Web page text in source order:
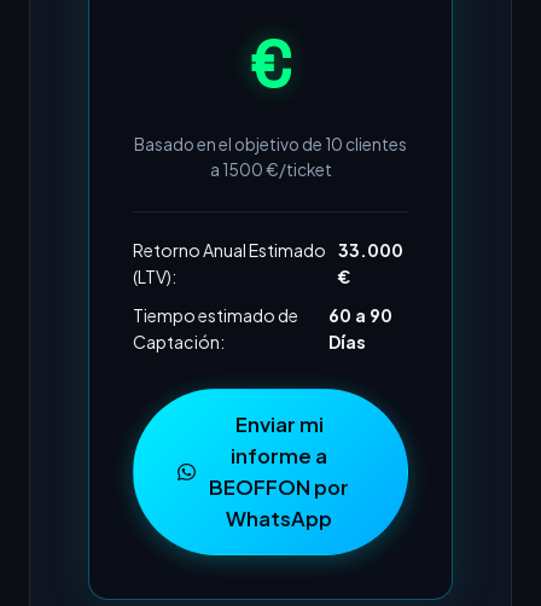
€
Basado en el objetivo de 10 clientes
a 1500€/ticket
Retorno Anual Estimado
(LTV):
33.000
€
Tiempo estimado de
Captación:
60 a 90
Días
Enviar mi
informe a
BEOFFON por
WhatsApp